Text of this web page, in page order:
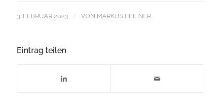
3. FEBRUAR 2023 / VON MARKUS FEILNER
Eintrag teilen